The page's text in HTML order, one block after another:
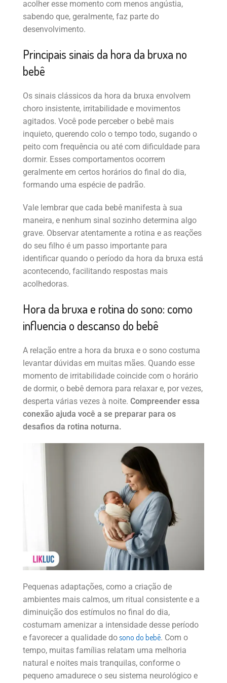
acolher esse momento com menos angústia,
sabendo que, geralmente, faz parte do
desenvolvimento.
Principais sinais da hora da bruxa no
bebê
Os sinais clássicos da hora da bruxa envolvem
choro insistente, irritabilidade e movimentos
agitados. Você pode perceber o bebê mais
inquieto, querendo colo o tempo todo, sugando o
peito com frequência ou até com dificuldade para
dormir. Esses comportamentos ocorrem
geralmente em certos horários do final do dia,
formando uma espécie de padrão.
Vale lembrar que cada bebê manifesta à sua
maneira, e nenhum sinal sozinho determina algo
grave. Observar atentamente a rotina e as reações
do seu filho é um passo importante para
identificar quando o período da hora da bruxa está
acontecendo, facilitando respostas mais
acolhedoras.
Hora da bruxa e rotina do sono: como
influencia o descanso do bebê
A relação entre a hora da bruxa e o sono costuma
levantar dúvidas em muitas mães. Quando esse
momento de irritabilidade coincide com o horário
de dormir, o bebê demora para relaxar e, por vezes,
desperta várias vezes à noite. Compreender essa
conexão ajuda você a se preparar para os
desafios da rotina noturna.
Pequenas adaptações, como a criação de
ambientes mais calmos, um ritual consistente e a
diminuição dos estímulos no final do dia,
costumam amenizar a intensidade desse período
e favorecer a qualidade dosono do bebê. Com o
tempo, muitas famílias relatam uma melhoria
natural e noites mais tranquilas, conforme o
pequeno amadurece o seu sistema neurológico e